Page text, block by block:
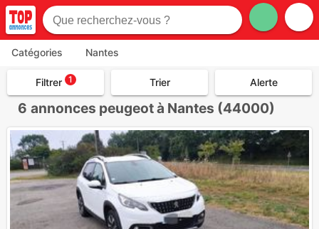
Catégories Nantes
Filtrer 1 Trier Alerte
6 annonces peugeot à Nantes (44000)